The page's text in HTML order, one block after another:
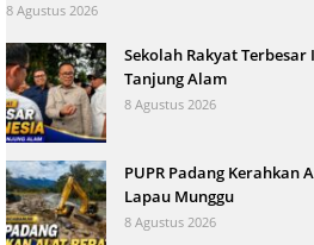
8 Agustus 2026
Sekolah Rakyat
Tanjung Alam
8 Agustus 2026
PUPR Padang Kerahkan
Lapau Munggu
8 Agustus 2026